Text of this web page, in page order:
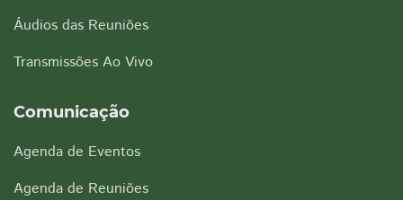
Áudios das Reuniões
Transmissões Ao Vivo
Comunicação
Agenda de Eventos
Agenda de Reuniões